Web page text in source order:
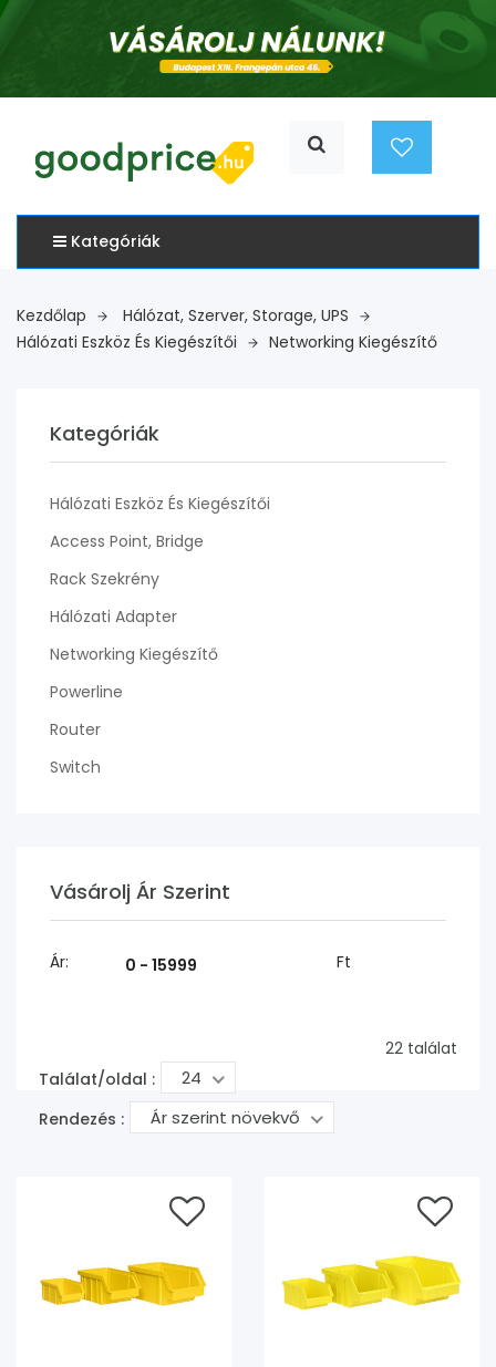
Kategóriák
Kezdőlap
Hálózat, Szerver, Storage, UPS
Hálózati Eszköz És Kiegészítői
Networking Kiegészítő
Kategóriák
Hálózati Eszköz És Kiegészítői
Access Point, Bridge
Rack Szekrény
Hálózati Adapter
Networking Kiegészítő
Powerline
Router
Switch
Vásárolj Ár Szerint
Ár: Ft
22 találat
Találat/oldal :
24
Rendezés : Ár szerint növekvő